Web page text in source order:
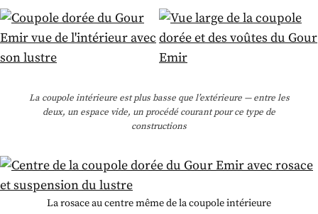
La coupole intérieure est plus basse que l’extérieure — entre les
deux, un espace vide, un procédé courant pour ce type de
constructions
La rosace au centre même de la coupole intérieure